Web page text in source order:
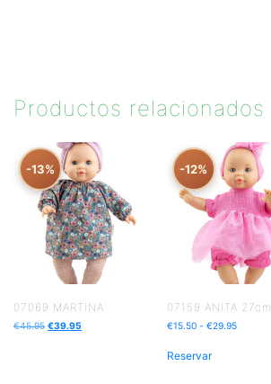
Productos relacionados
-13%
07069 MARTINA
€45.95 €39.95
-12%
07159 ANITA 27cm
€15.50 - €29.95
Reservar